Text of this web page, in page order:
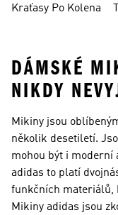
Kraťasy Po Kolena
DÁMSKÉ
NIKDY
Mikiny jsou
několik desetiletí.
mohou být i
adidas to platí
funkčních materiálů,
Mikiny adidas jsou